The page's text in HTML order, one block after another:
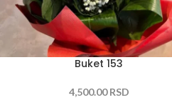
Buket 153
4,500.00RSD